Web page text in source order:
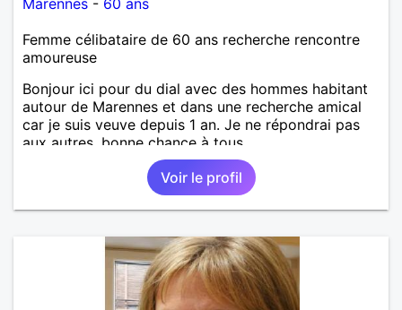
Femme célibataire de 60 ans recherche rencontre
amoureuse
Bonjour ici pour du dial avec des hommes habitant
autour de Marennes et dans une recherche amical
car je suis veuve depuis 1 an. Je ne répondrai pas
aux autres, bonne chance à tous.
Voir le profil